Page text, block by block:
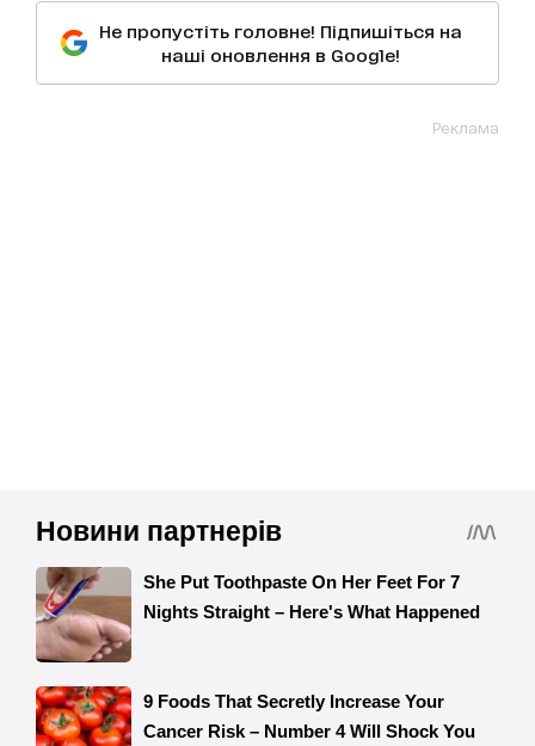
Не пропустіть головне! Підпишіться на
наші оновлення в Google!
Реклама